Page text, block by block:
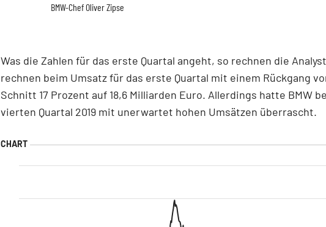
BMW-Chef Oliver Zipse
Was die Zahlen für das erste Quartal angeht, so rechnen die
rechnen beim Umsatz für das erste Quartal mit einem Rückgang
Schnitt 17 Prozent auf 18,6 Milliarden Euro. Allerdings hatte BMW
vierten Quartal 2019 mit unerwartet hohen Umsätzen überrascht.